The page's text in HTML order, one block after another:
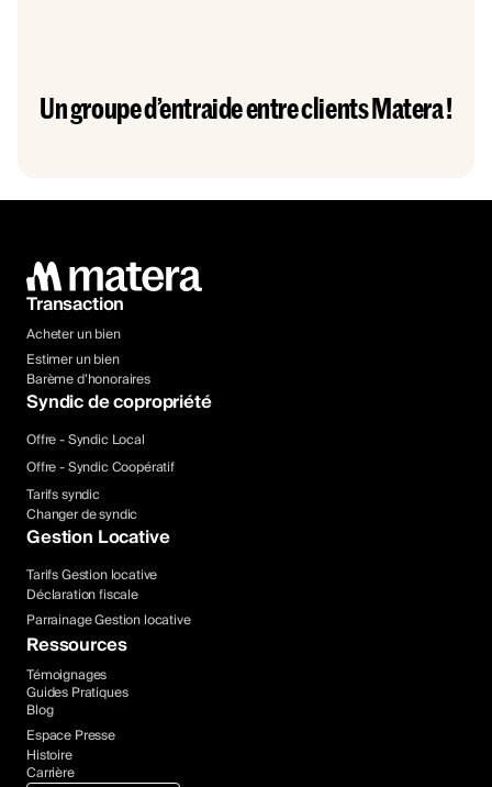
Un groupe d’entraide entre clients Matera !
Transaction
Acheter un bien
Estimer un bien
Barème d’honoraires
Syndic de copropriété
Offre - Syndic Local
Offre - Syndic Coopératif
Tarifs syndic
Changer de syndic
Gestion Locative
Tarifs Gestion locative
Déclaration fiscale
Parrainage Gestion locative
Ressources
Témoignages
Guides Pratiques
Blog
Espace Presse
Histoire
Carrière